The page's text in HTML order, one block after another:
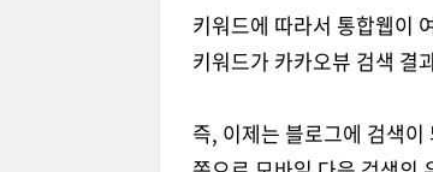
키워드에 따라서 통합웹이
키워드가 카카오뷰 검색 결
즉, 이제는 블로그에 검색